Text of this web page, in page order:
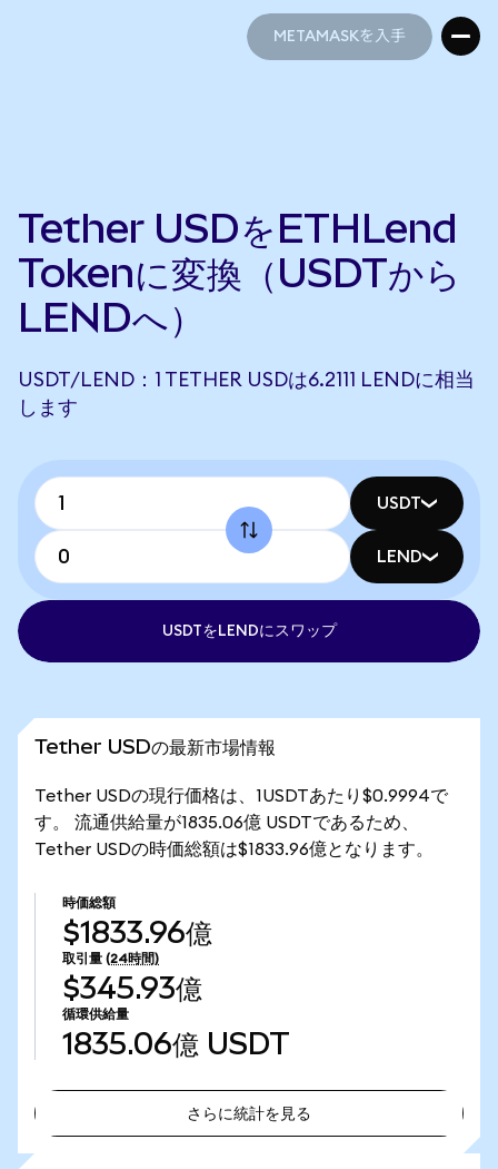
METAMASKを入手
Tether USDをETHLend
Tokenに変換（USDTから
LENDへ）
USDT/LEND：1 TETHER USDは6.2111 LENDに相当
します
USDT
LEND
USDTをLENDにスワップ
Tether USDの最新市場情報
Tether USDの現行価格は、1USDTあたり$0.9994で
す。 流通供給量が1835.06億 USDTであるため、
Tether USDの時価総額は$1833.96億となります。
時価総額
$1833.96億
取引量 (24時間)
$345.93億
循環供給量
1835.06億 USDT
さらに統計を見る